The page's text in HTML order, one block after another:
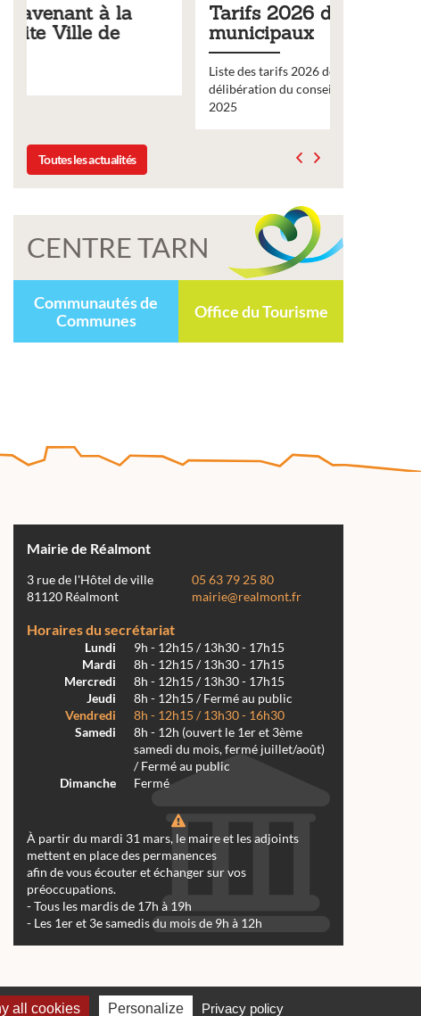
Tarifs 2026 des services
municipaux
Liste des tarifs 2026 des services municipaux,
délibération du conseil municipal du 19 décembre
Toutes les actualités
CENTRE TARN
Communautés de
Communes
Office du Tourisme
Mairie de Réalmont
3 rue de l'Hôtel de ville
81120 Réalmont
05 63 79 25 80
mairie@realmont.fr
Horaires du secrétariat
Lundi
9h - 12h15 / 13h30 - 17h15
Mardi
8h - 12h15 / 13h30 - 17h15
Mercredi
8h - 12h15 / 13h30 - 17h15
Jeudi
8h - 12h15 / Fermé au public
Vendredi
8h - 12h15 / 13h30 - 16h30
Samedi
8h - 12h (ouvert le 1er et 3ème
samedi du mois, fermé juillet/août)
/ Fermé au public
Dimanche
Fermé
À partir du mardi 31 mars, le maire et les adjoints
mettent en place des permanences
afin de vous écouter et échanger sur vos
préoccupations.
- Tous les mardis de 17h à 19h
- Les 1er et 3e samedis du mois de 9h à 12h
Réalmont 2024 - Conception & Réalisation Web RK Création
all cookies Personalize Privacy policy